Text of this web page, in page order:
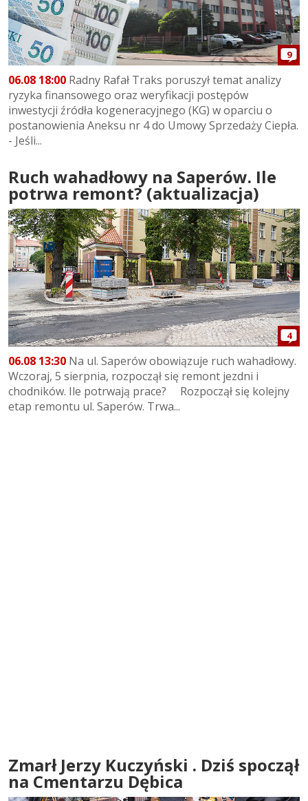
9
06.08 18:00 Radny Rafał Traks poruszył temat analizy
ryzyka finansowego oraz weryfikacji postępów
inwestycji źródła kogeneracyjnego (KG) w oparciu o
postanowienia Aneksu nr 4 do Umowy Sprzedaży Ciepła.
- Jeśli...
Ruch wahadłowy na Saperów. Ile
potrwa remont? (aktualizacja)
4
06.08 13:30 Na ul. Saperów obowiązuje ruch wahadłowy.
Wczoraj, 5 sierpnia, rozpoczął się remont jezdni i
chodników. Ile potrwają prace? Rozpoczął się kolejny
etap remontu ul. Saperów. Trwa...
Zmarł Jerzy Kuczyński . Dziś spoczął
na Cmentarzu Dębica